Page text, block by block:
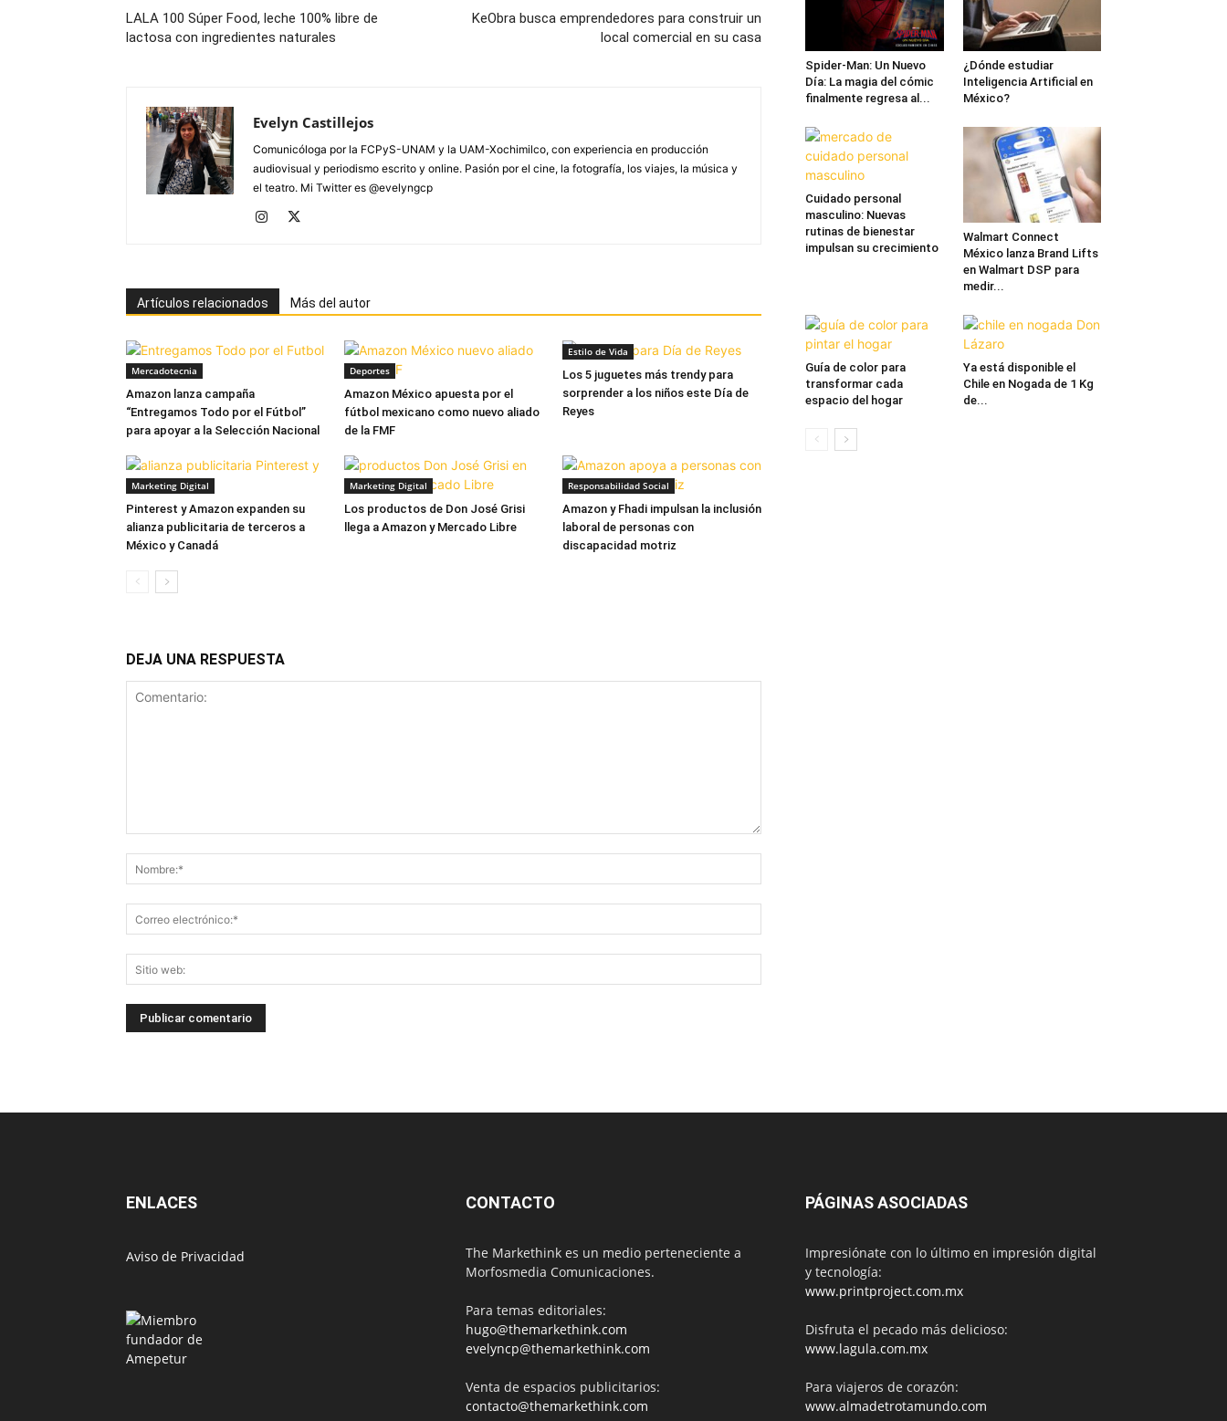
LALA 100 Súper Food, leche 100% libre de
lactosa con ingredientes naturales
KeObra busca emprendedores para construir un
local comercial en su casa
Evelyn Castillejos
Comunicóloga por la FCPyS-UNAM y la UAM-Xochimilco, con experiencia en producción
audiovisual y periodismo escrito y online. Pasión por el cine, la fotografía, los viajes, la música y
el teatro. Mi Twitter es @evelyngcp
Artículos relacionados Más del autor
Mercadotecnia
Amazon lanza campaña
“Entregamos Todo por el Fútbol”
para apoyar a la Selección Nacional
Deportes
Amazon México apuesta por el
fútbol mexicano como nuevo aliado
de la FMF
Estilo de Vida
Los 5 juguetes más trendy para
sorprender a los niños este Día de
Reyes
Marketing Digital
Pinterest y Amazon expanden su
alianza publicitaria de terceros a
México y Canadá
Marketing Digital
Los productos de Don José Grisi
llega a Amazon y Mercado Libre
Responsabilidad Social
Amazon y Fhadi impulsan la inclusión
laboral de personas con
discapacidad motriz
DEJA UNA RESPUESTA
Spider-Man: Un Nuevo
Día: La magia del cómic
finalmente regresa al...
¿Dónde estudiar
Inteligencia Artificial en
México?
Cuidado personal
masculino: Nuevas
rutinas de bienestar
impulsan su crecimiento
Walmart Connect
México lanza Brand Lifts
en Walmart DSP para
medir...
Guía de color para
transformar cada
espacio del hogar
Ya está disponible el
Chile en Nogada de 1 Kg
de...
ENLACES
Aviso de Privacidad
CONTACTO
The Markethink es un medio perteneciente a
Morfosmedia Comunicaciones.
Para temas editoriales:
hugo@themarkethink.com
evelyncp@themarkethink.com
Venta de espacios publicitarios:
contacto@themarkethink.com
PÁGINAS ASOCIADAS
Impresiónate con lo último en impresión digital
y tecnología:
www.printproject.com.mx
Disfruta el pecado más delicioso:
www.lagula.com.mx
Para viajeros de corazón:
www.almadetrotamundo.com